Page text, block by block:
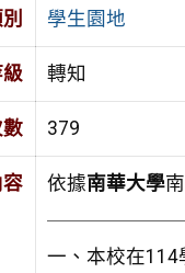
學生園地
轉知
379
依據南華大學
一、本校在114